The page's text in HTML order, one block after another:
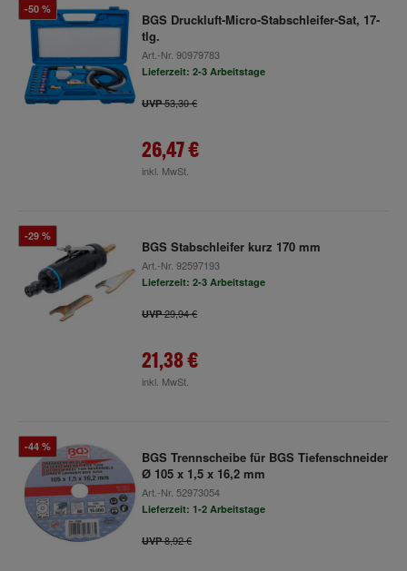
-50 %
BGS Druckluft-Micro-Stabschleifer-Sat, 17-
tlg.
Art.-Nr. 90979783
Lieferzeit: 2-3 Arbeitstage
UVP53,30 €
26,47 €
inkl. MwSt.
-29 %
BGS Stabschleifer kurz 170 mm
Art.-Nr. 92597193
Lieferzeit: 2-3 Arbeitstage
UVP29,94 €
21,38 €
inkl. MwSt.
-44 %
BGS Trennscheibe für BGS Tiefenschneider
Ø 105 x 1,5 x 16,2 mm
Art.-Nr. 52973054
Lieferzeit: 1-2 Arbeitstage
UVP8,92 €